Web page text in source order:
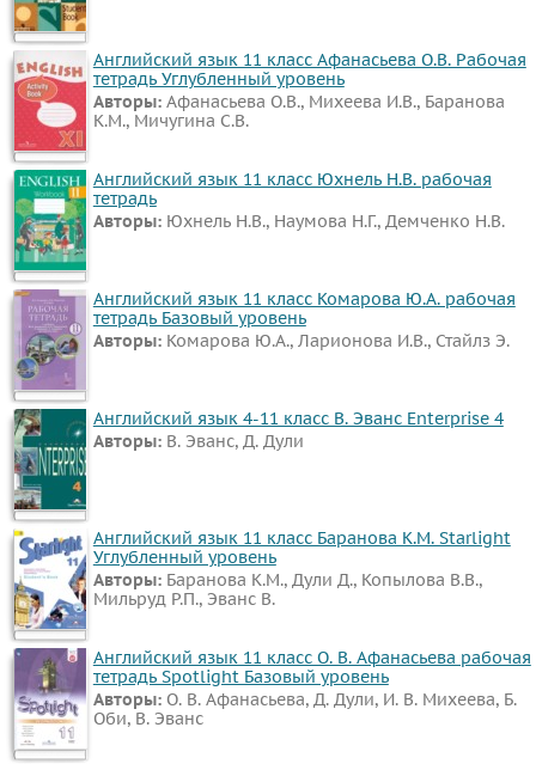
Английский язык 11 класс Афанасьева О.В. Рабочая
тетрадь Углубленный уровень
Авторы: Афанасьева О.В., Михеева И.В., Баранова
К.М., Мичугина С.В.
Английский язык 11 класс Юхнель Н.В. рабочая
тетрадь
Авторы: Юхнель Н.В., Наумова Н.Г., Демченко Н.В.
Английский язык 11 класс Комарова Ю.А. рабочая
тетрадь Базовый уровень
Авторы: Комарова Ю.А., Ларионова И.В., Стайлз Э.
Английский язык 4-11 класс В. Эванс Enterprise 4
Авторы: В. Эванс, Д. Дули
Английский язык 11 класс Баранова К.М. Starlight
Углубленный уровень
Авторы: Баранова К.М., Дули Д., Копылова В.В.,
Мильруд Р.П., Эванс В.
Английский язык 11 класс О. В. Афанасьева рабочая
тетрадь Spotlight Базовый уровень
Авторы: О. В. Афанасьева, Д. Дули, И. В. Михеева, Б.
Оби, В. Эванс